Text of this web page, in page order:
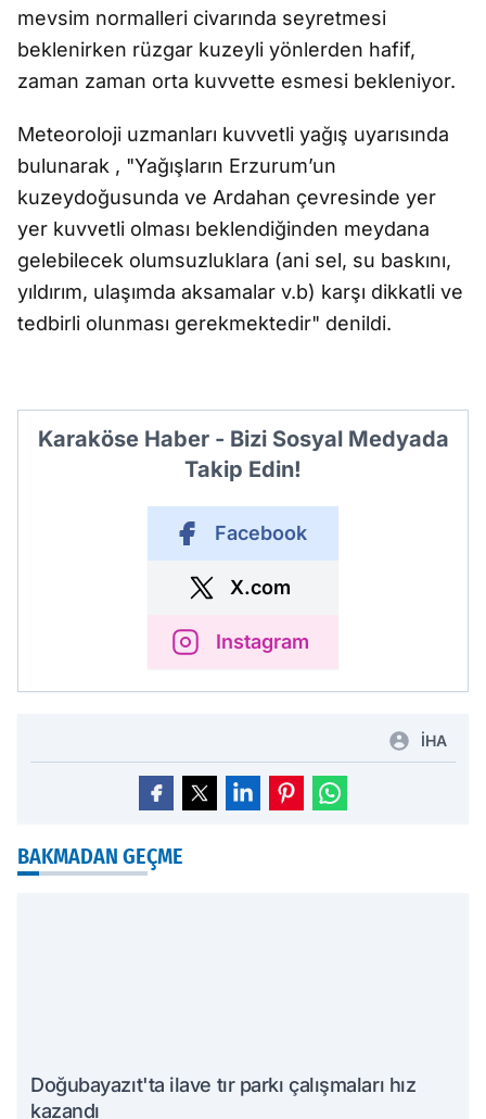
mevsim normalleri civarında seyretmesi
beklenirken rüzgar kuzeyli yönlerden hafif,
zaman zaman orta kuvvette esmesi bekleniyor.
Meteoroloji uzmanları kuvvetli yağış uyarısında
bulunarak , "Yağışların Erzurum’un
kuzeydoğusunda ve Ardahan çevresinde yer
yer kuvvetli olması beklendiğinden meydana
gelebilecek olumsuzluklara (ani sel, su baskını,
yıldırım, ulaşımda aksamalar v.b) karşı dikkatli ve
tedbirli olunması gerekmektedir" denildi.
Karaköse Haber - Bizi Sosyal Medyada
Takip Edin!
Facebook
X.com
Instagram
İHA
BAKMADAN GEÇME
Doğubayazıt'ta ilave tır parkı çalışmaları hız
kazandı